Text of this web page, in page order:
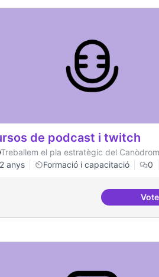
del postgrau
de podcast i twitch
Treballem el pla estratègic del Canòdrom
2 anys
Formació i capacitació 0
Vote